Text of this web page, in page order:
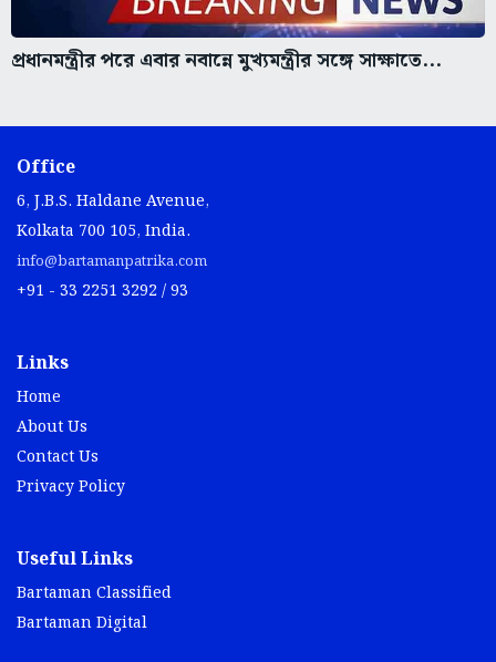
প্রধানমন্ত্রীর পরে এবার নবান্নে মুখ্যমন্ত্রীর সঙ্গে সাক্ষাতে...
Office
6, J.B.S. Haldane Avenue,
Kolkata 700 105, India.
info@bartamanpatrika.com
+91 - 33 2251 3292 / 93
Links
Home
About Us
Contact Us
Privacy Policy
Useful Links
Bartaman Classified
Bartaman Digital